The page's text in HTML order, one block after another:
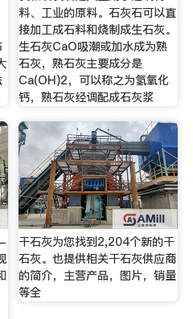
料、工业的原料。石灰石可以直
接加工成石料和烧制成生石灰。
生石灰CaO吸潮或加水成为熟
石灰，熟石灰主要成分是
Ca(OH)2，可以称之为氢氧化
钙，熟石灰经调配成石灰浆
干石灰为您找到2,204个新的干
石灰。也提供相关干石灰供应商
的简介，主营产品，图片，销量
等全